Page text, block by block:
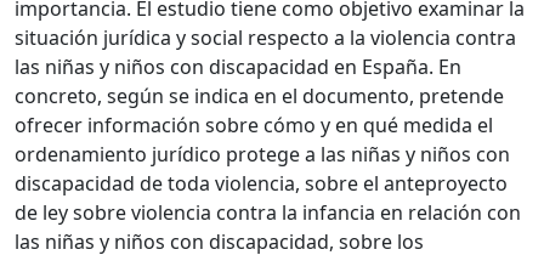
importancia. El estudio tiene como objetivo examinar la
situación jurídica y social respecto a la violencia contra
las niñas y niños con discapacidad en España. En
concreto, según se indica en el documento, pretende
ofrecer información sobre cómo y en qué medida el
ordenamiento jurídico protege a las niñas y niños con
discapacidad de toda violencia, sobre el anteproyecto
de ley sobre violencia contra la infancia en relación con
las niñas y niños con discapacidad, sobre los